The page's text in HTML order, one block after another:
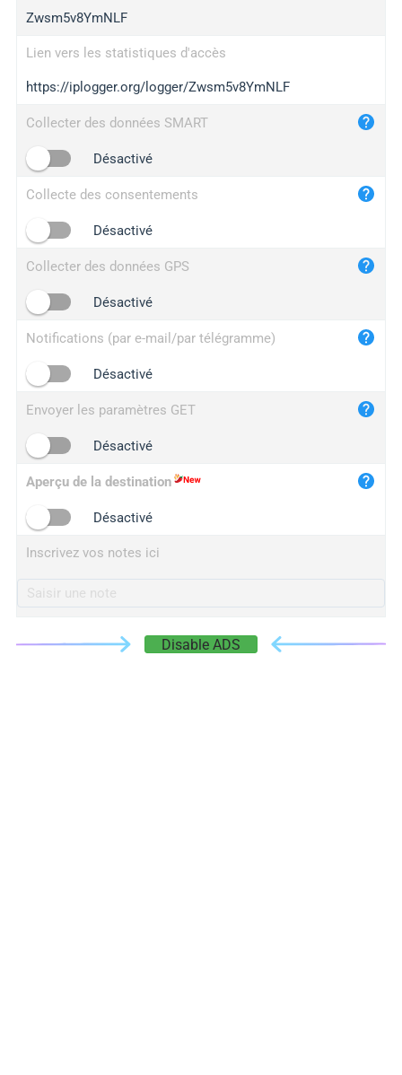
ed.tc
iplogger.com
maper.info
2no.co
yip.su
iplogger.info
Zwsm5v8YmNLF
Lien vers les statistiques d'accès
https://iplogger.org/logger/Zwsm5v8YmNLF
Collecter des données SMART
Désactivé
Collecte des consentements
Désactivé
Collecter des données GPS
Désactivé
Notifications (par e-mail/par télégramme)
Désactivé
Envoyer les paramètres GET
Désactivé
Aperçu de la destination
Désactivé
Inscrivez vos notes ici
Disable ADS